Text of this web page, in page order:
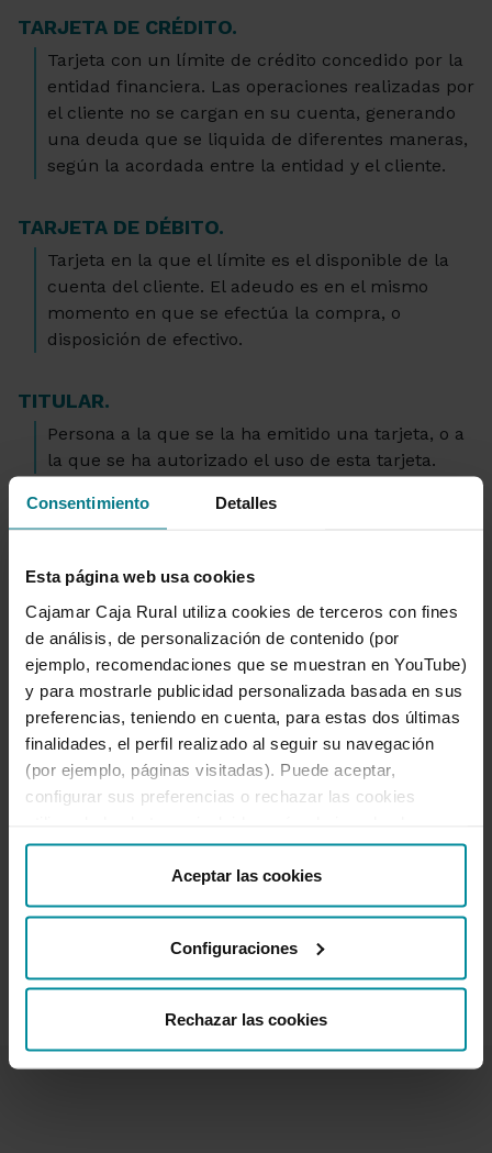
Consentimiento Detalles
Esta página web usa cookies
Cajamar Caja Rural utiliza cookies de terceros con fines
de análisis, de personalización de contenido (por
ejemplo, recomendaciones que se muestran en YouTube)
y para mostrarle publicidad personalizada basada en sus
preferencias, teniendo en cuenta, para estas dos últimas
finalidades, el perfil realizado al seguir su navegación
(por ejemplo, páginas visitadas). Puede aceptar,
configurar sus preferencias o rechazar las cookies
“Detalles”. También puede obtener más información, así
como cambiar el consentimiento en cualquier momento
desde nuestraPolítica de Cookies.
Aceptar las cookies
Configuraciones
Rechazar las cookies
TARJETA DE CRÉDITO.
Tarjeta con un límite de crédito concedido por la
entidad financiera. Las operaciones realizadas por
el cliente no se cargan en su cuenta, generando
una deuda que se liquida de diferentes maneras,
según la acordada entre la entidad y el cliente.
TARJETA DE DÉBITO.
Tarjeta en la que el límite es el disponible de la
cuenta del cliente. El adeudo es en el mismo
momento en que se efectúa la compra, o
disposición de efectivo.
TITULAR.
Persona a la que se la ha emitido una tarjeta, o a
la que se ha autorizado el uso de esta tarjeta.
la realización de transacciones electrónicas
situado en un comercio o punto de venta final, y
conectado al ordenador central de una entidad
financiera. Sirve para procesar tarjetas de crédito
y tarjetas de débito.
VISA.
Empresa de servicios para sus entidades
miembros, a los que provee de las herramientas
sistemas de telecomunicaciones hasta procesos
de autorizaciones, pasando por elementos de